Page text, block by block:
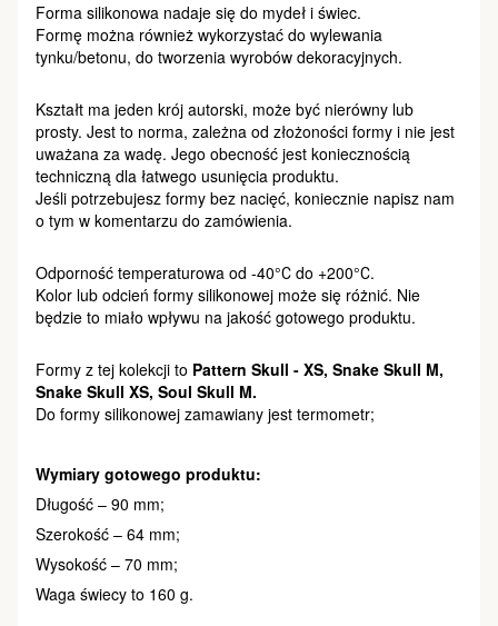
Forma silikonowa nadaje się do mydeł i świec.
Formę można również wykorzystać do wylewania
tynku/betonu, do tworzenia wyrobów dekoracyjnych.
Kształt ma jeden krój autorski, może być nierówny lub
prosty. Jest to norma, zależna od złożoności formy i nie jest
uważana za wadę. Jego obecność jest koniecznością
techniczną dla łatwego usunięcia produktu.
Jeśli potrzebujesz formy bez nacięć, koniecznie napisz nam
o tym w komentarzu do zamówienia.
Odporność temperaturowa od -40°С do +200°С.
Kolor lub odcień formy silikonowej może się różnić. Nie
będzie to miało wpływu na jakość gotowego produktu.
Formy z tej kolekcji to Pattern Skull - XS, Snake Skull M,
Snake Skull XS, Soul Skull M.
Do formy silikonowej zamawiany jest termometr;
Wymiary gotowego produktu:
Długość – 90 mm;
Szerokość – 64 mm;
Wysokość – 70 mm;
Waga świecy to 160 g.